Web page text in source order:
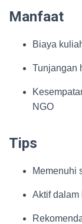
Manfaat
Biaya
Tunjangan
NGO
Tips
Memenuhi
Aktif dalam